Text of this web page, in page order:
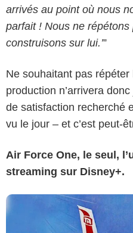
arrivés au point où nous
parfait ! Nous ne
construisons sur lui.’”
Ne souhaitant pas
production n’arrivera
de satisfaction recherché
vu le jour – et c’est peut-
Air Force One, le seul,
streaming sur Disney+.